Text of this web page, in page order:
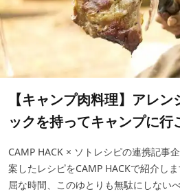
【キャンプ肉料理】アレ
ックを持ってキャンプに行
CAMP HACK × ソトレシピの連携記事
案したレシピをCAMP HACKで紹介し
屈な時間、このゆとりも無駄にしない